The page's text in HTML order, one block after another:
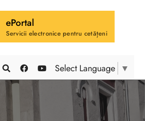
ePortal
Servicii electronice pentru cetățeni
Select Language ▼